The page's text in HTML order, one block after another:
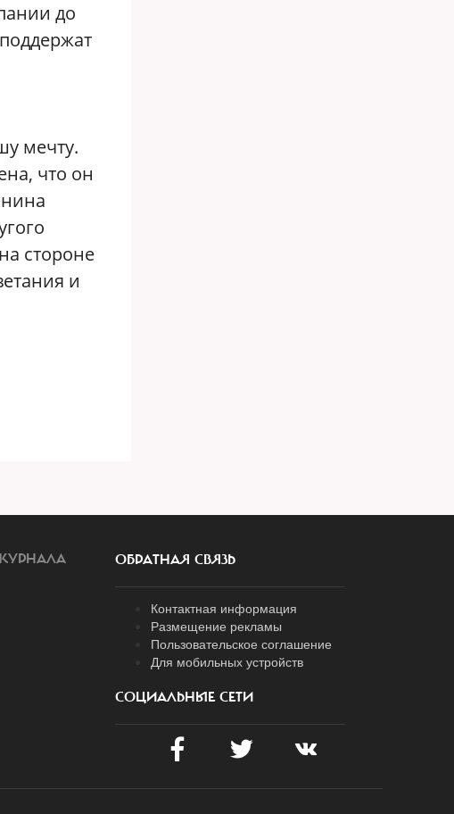
до
мечту.
что он
стороне
и
ОБРАТНАЯ СВЯЗЬ
Контактная информация
Размещение рекламы
Пользовательское соглашение
Для мобильных устройств
СОЦИАЛЬНЫЕ СЕТИ